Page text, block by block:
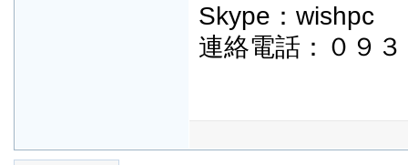
Skype：wishpc
連絡電話：０９